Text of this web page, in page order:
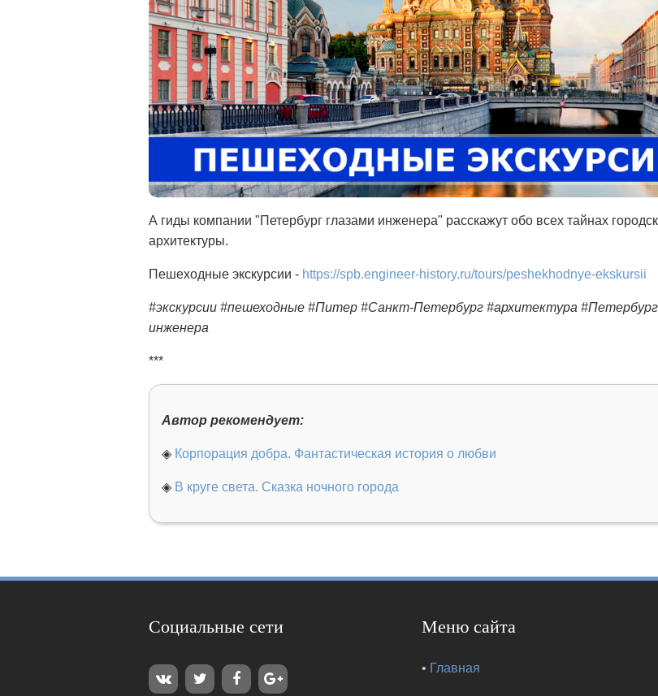
А гиды компании "Петербург глазами инженера" расскажут обо всех тайнах
архитектуры.
Пешеходные экскурсии - https://spb.engineer-history.ru/tours/peshekhodnye-ekskursii
#экскурсии #пешеходные #Питер #Санкт-Петербург #архитектура
инженера
***
Автор рекомендует:
◈ Корпорация добра. Фантастическая история о любви
◈ В круге света. Сказка ночного города
Социальные сети Меню сайта
• Главная